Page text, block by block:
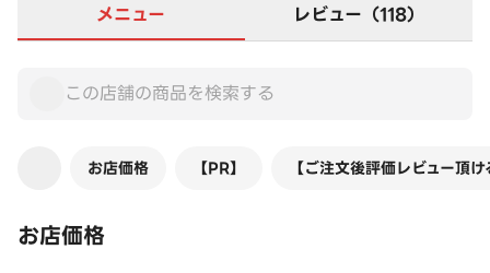
メニュー レビュー（118）
お店価格 【PR】 【ご注文後評価レビュー
お店価格